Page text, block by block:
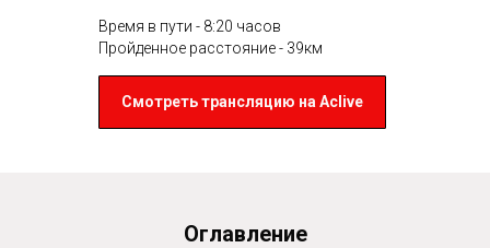
Время в пути - 8:20 часов
Пройденное расстояние - 39км
Смотреть трансляцию на Aclive
Оглавление